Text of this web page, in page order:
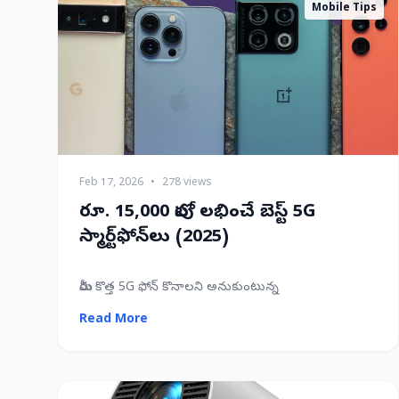
Mobile Tips
Feb 17, 2026 • 278 views
రూ. 15,000 లోపు లభించే బెస్ట్ 5G
స్మార్ట్‌ఫోన్‌లు (2025)
మీరు కొత్త 5G ఫోన్ కొనాలని అనుకుంటున్న
Read More